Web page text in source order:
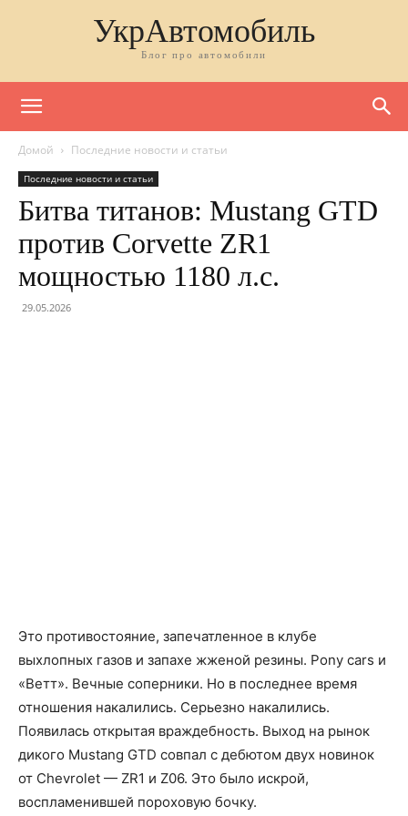
УкрАвтомобиль
Блог про автомобили
Домой Последние новости и статьи
Последние новости и статьи
Битва титанов: Mustang GTD
против Corvette ZR1
мощностью 1180 л.с.
29.05.2026
Это противостояние, запечатленное в клубе
выхлопных газов и запахе жженой резины. Pony cars и
«Ветт». Вечные соперники. Но в последнее время
отношения накалились. Серьезно накалились.
Появилась открытая враждебность. Выход на рынок
дикого Mustang GTD совпал с дебютом двух новинок
от Chevrolet — ZR1 и Z06. Это было искрой,
воспламенившей пороховую бочку.